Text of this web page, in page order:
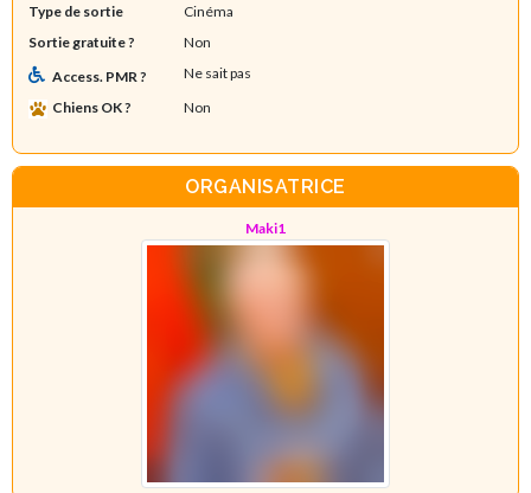
Type de sortie
Cinéma
Sortie gratuite ?
Non
Access. PMR ?
Ne sait pas
Chiens OK ?
Non
ORGANISATRICE
Maki1